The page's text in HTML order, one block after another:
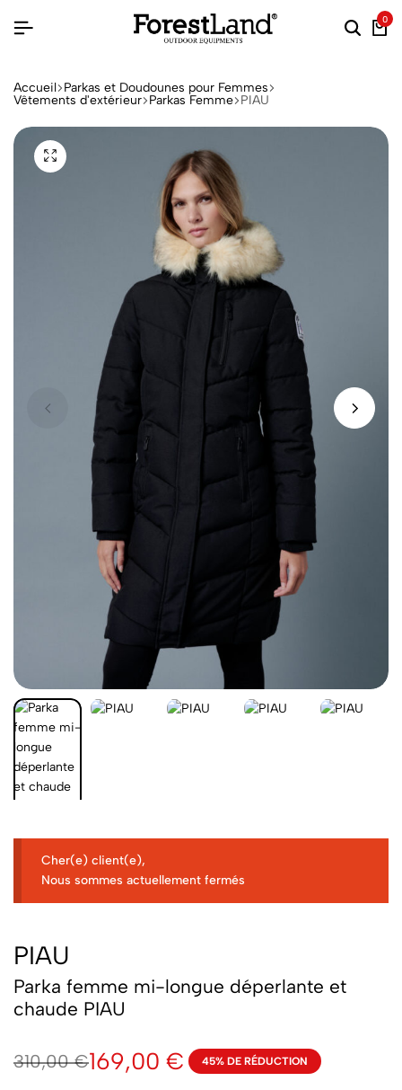
0
Accueil Parkas et Doudounes pour Femmes
Vêtements d'extérieur Parkas Femme PIAU
Cher(e) client(e),
Nous sommes actuellement fermés
PIAU
Parka femme mi-longue déperlante et
chaude PIAU
310,00€169,00 € 45% DE RÉDUCTION